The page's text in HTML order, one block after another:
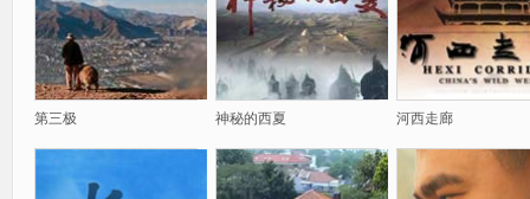
第三极 神秘的西夏 河西走廊